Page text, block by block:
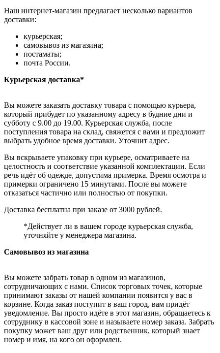
Наш интернет-магазин предлагает несколько вариантов
доставки:
курьерская;
самовывоз из магазина;
постаматы;
почта России.
Курьерская доставка*
Вы можете заказать доставку товара с помощью курьера,
который прибудет по указанному адресу в будние дни и
субботу с 9.00 до 19.00. Курьерская служба, после
поступления товара на склад, свяжется с вами и предложит
выбрать удобное время доставки. Уточнит адрес.
Вы вскрываете упаковку при курьере, осматриваете на
целостность и соответствие указанной комплектации. Если
речь идёт об одежде, допустима примерка. Время осмотра и
примерки ограничено 15 минутами. После вы можете
отказаться частично или полностью от покупки.
Доставка бесплатна при заказе от 3000 рублей.
*Действует ли в вашем городе курьерская служба,
уточняйте у менеджера магазина.
Самовывоз из магазина
Вы можете забрать товар в одном из магазинов,
сотрудничающих с нами. Список торговых точек, которые
принимают заказы от нашей компании появится у вас в
корзине. Когда заказ поступит в ваш город, вам придёт
уведомление. Вы просто идёте в этот магазин, обращаетесь к
сотруднику в кассовой зоне и называете номер заказа. Забрать
покупку может ваш друг или родственник, который знает
номер и имя, на кого он оформлен.